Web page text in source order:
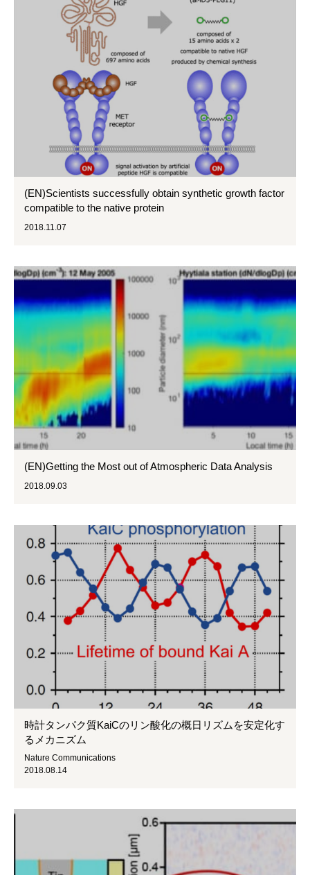
(EN)Scientists successfully obtain synthetic growth factor
compatible to the native protein
2018.11.07
(EN)Getting the Most out of Atmospheric Data Analysis
2018.09.03
時計タンパク質KaiCのリン酸化の概日リズムを安定化す
るメカニズム
Nature Communications
2018.08.14